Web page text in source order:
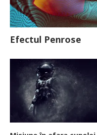
Efectul Penrose